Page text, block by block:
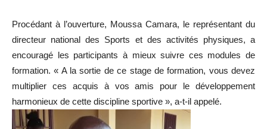
Procédant à l’ouverture, Moussa Camara, le représentant du
directeur national des Sports et des activités physiques, a
encouragé les participants à mieux suivre ces modules de
formation. « A la sortie de ce stage de formation, vous devez
multiplier ces acquis à vos amis pour le développement
harmonieux de cette discipline sportive », a-t-il appelé.